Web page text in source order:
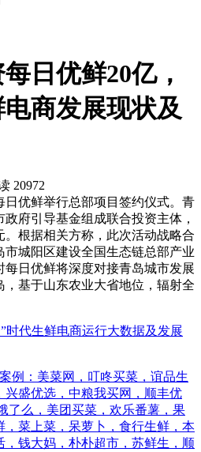
日优鲜20亿，
商发展现状及
20972
日优鲜举行总部项目签约仪式。青
府引导基金组成联合投资主体，
。根据相关方称，此次活动战略合
城阳区建设全国生态链总部产业
每日优鲜将深度对接青岛城市发展
基于山东农业大省地位，辐射全
时代生鲜电商运行大数据及发展
例：美菜网，叮咚买菜，谊品生
盛优选，中粮我买网，顺丰优
了么，美团买菜，欢乐番薯，果
菜上菜，呆萝卜，食行生鲜，本
钱大妈，朴朴超市，苏鲜生，顺